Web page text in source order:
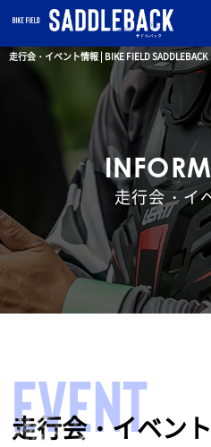
走行会・イベント情報 | BIKE FIELD SADDLEBACK
走行会・イ
EVENT
走行会・イベン